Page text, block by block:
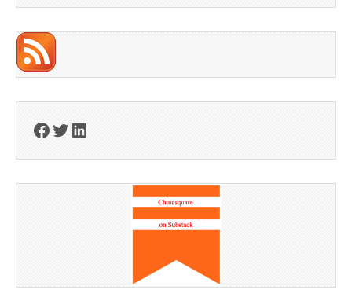
Facebook
Twitter
LinkedIn